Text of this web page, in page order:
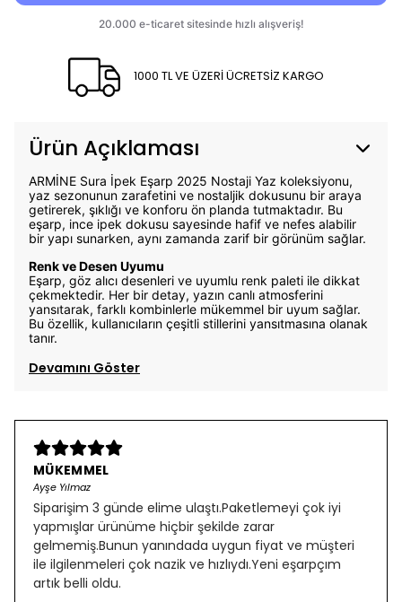
1000 TL VE ÜZERİ ÜCRETSİZ KARGO
Ürün Açıklaması
ARMİNE Sura İpek Eşarp 2025 Nostaji Yaz koleksiyonu,
yaz sezonunun zarafetini ve nostaljik dokusunu bir araya
getirerek, şıklığı ve konforu ön planda tutmaktadır. Bu
eşarp, ince ipek dokusu sayesinde hafif ve nefes alabilir
bir yapı sunarken, aynı zamanda zarif bir görünüm sağlar.
Renk ve Desen Uyumu
Eşarp, göz alıcı desenleri ve uyumlu renk paleti ile dikkat
çekmektedir. Her bir detay, yazın canlı atmosferini
yansıtarak, farklı kombinlerle mükemmel bir uyum sağlar.
Bu özellik, kullanıcıların çeşitli stillerini yansıtmasına olanak
tanır.
Devamını Göster
MÜKEMMEL
Ayşe Yılmaz
Siparişim 3 günde elime ulaştı.Paketlemeyi çok iyi
yapmışlar ürünüme hiçbir şekilde zarar
gelmemiş.Bunun yanındada uygun fiyat ve müşteri
ile ilgilenmeleri çok nazik ve hızlıydı.Yeni eşarpçım
artık belli oldu.